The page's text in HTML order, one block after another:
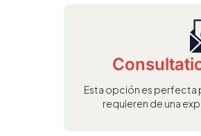
Esta opción es perfecta
requieren de una